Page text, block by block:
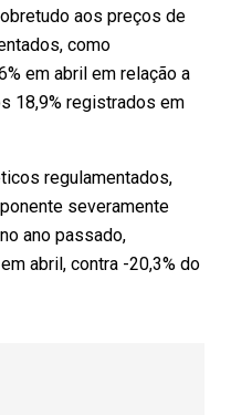
aos preços de
como
em abril em relação a
18,9% registrados em
regulamentados,
severamente
ano passado,
abril, contra -20,3% do